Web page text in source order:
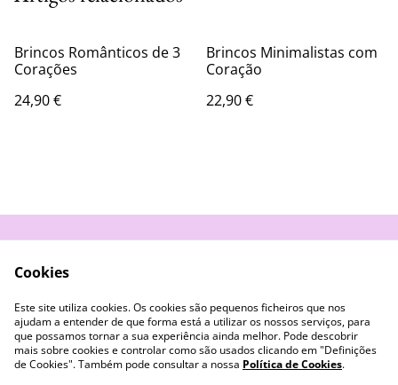
Brincos Românticos de 3
Corações
24,90 €
Brincos Minimalistas com
Coração
22,90 €
Privacidade
Cookies
Cookies
Este site utiliza cookies. Os cookies são pequenos ficheiros que nos
ajudam a entender de que forma está a utilizar os nossos serviços, para
que possamos tornar a sua experiência ainda melhor. Pode descobrir
mais sobre cookies e controlar como são usados clicando em "Definições
de Cookies". Também pode consultar a nossa Política de Cookies.